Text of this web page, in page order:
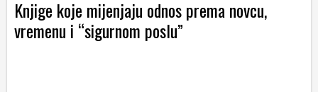
Knjige koje mijenjaju odnos prema novcu,
vremenu i “sigurnom poslu”